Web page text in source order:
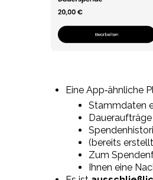
Eine App‑ähnliche
Stammdaten
(bereits
Zum
Ihnen eine